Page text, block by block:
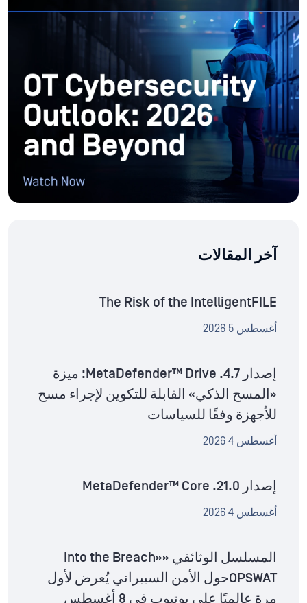
آخر المقالات
The Risk of the IntelligentFILE
أغسطس 5 2026
إصدار MetaDefender™ Drive .4.7: ميزة
«المسح الذكي» القابلة للتكوين لإجراء مسح
للأجهزة وفقًا للسياسات
أغسطس 4 2026
إصدار MetaDefender™ Core .21.0
أغسطس 4 2026
المسلسل الوثائقي «Into the Breach»
OPSWATحول الأمن السيبراني يُعرض لأول
مرة عالميًا على يوتيوب في 8 أغسطس